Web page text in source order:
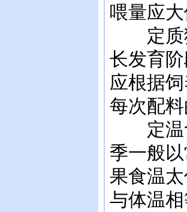
喂量应
定质猪
长发育
应根据
每次配
定温食
季一般
果食温
与体温